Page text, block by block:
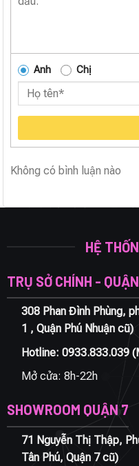
Anh Chị
Không có bình luận nào
HỆ
TRỤ SỞ CHÍNH -
308 Phan Đình Phùng,
1 , Quận Phú Nhuận cũ)
Hotline: 0933.833.039
Mở cửa: 8h-22h
SHOWROOM QUẬN 7
71 Nguyễn Thị Thập,
Tân Phú, Quận 7 cũ)